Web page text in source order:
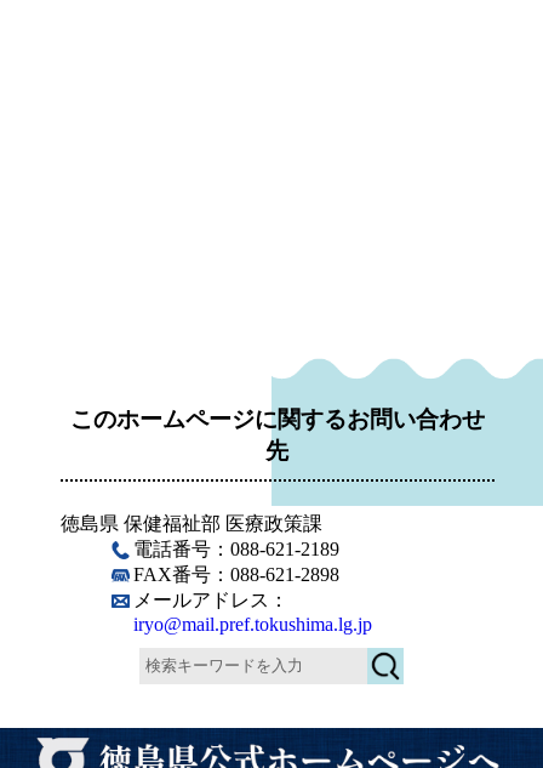
このホームページに関するお問い合わせ
先
徳島県 保健福祉部 医療政策課
電話番号：088-621-2189
FAX番号：088-621-2898
メールアドレス：
iryo@mail.pref.tokushima.lg.jp
検
索